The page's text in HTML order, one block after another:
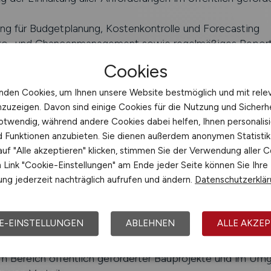
für Budgetplanung, Kostenkontrolle und Forecasting
und Chancenmanagement sowie regelmäßiges
Studium im Bauingenieurwesen, in der Architektur
Qualifikation
Erfahrung in der Leitung von Bauprojekten mit einem
im Bestand
der Führung interdisziplinärer Projektteams
in HOAI, VOB sowie im Vergabe- und
Nachtrags- und Claim Management sowie in der
Bereich öffentlich geförderter Bauprojekte und im
Cookies
Cookies, um Ihnen unsere Website bestmöglich und mit
Davon sind einige Cookies für die Nutzung und
während andere Cookies dabei helfen, Ihnen
Funktionen anzubieten. Sie dienen außerdem anonymen
"Alle akzeptieren" klicken, stimmen Sie der Verwendung aller
"Cookie-Einstellungen" am Ende jeder Seite können Sie Ihre
jederzeit nachträglich aufrufen und ändern.
EINSTELLUNGEN ABLEHNEN ALLE